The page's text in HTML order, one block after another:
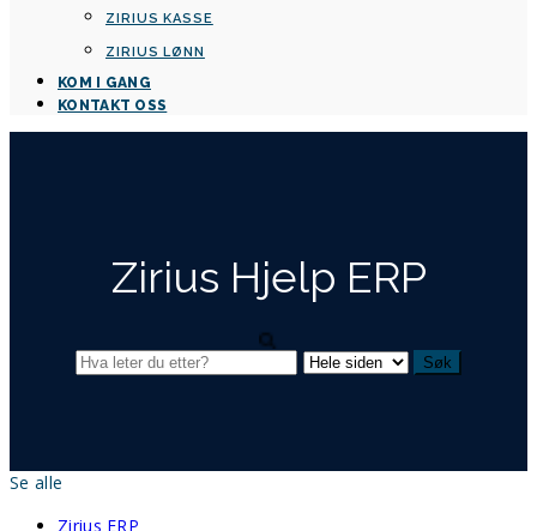
ZIRIUS KASSE
ZIRIUS LØNN
KOM I GANG
KONTAKT OSS
Zirius Hjelp ERP
Se alle
Zirius ERP